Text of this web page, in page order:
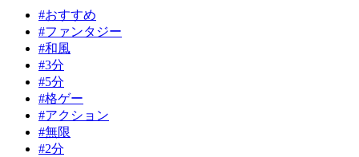
#おすすめ
#ファンタジー
#和風
#3分
#5分
#格ゲー
#アクション
#無限
#2分